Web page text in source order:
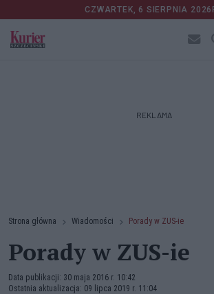
CZWARTEK, 6 SIERPNIA
REKLAMA
Strona główna Wiadomości Porady w ZUS-ie
Porady w ZUS-ie
Data publikacji: 30 maja 2016 r. 10:42
Ostatnia aktualizacja: 09 lipca 2019 r. 11:04